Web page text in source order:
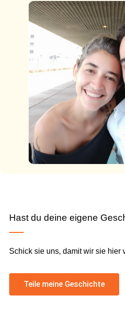
Hast du deine eigene
Schick sie uns, damit wir sie hier
Teile meine Geschichte